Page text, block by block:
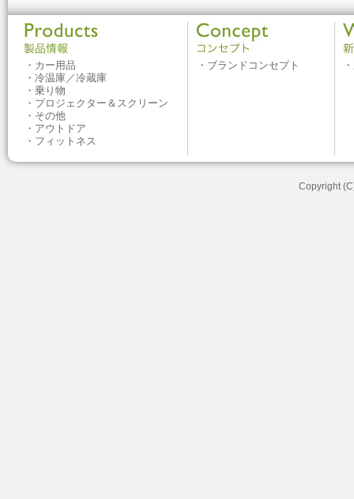
・カー用品
・冷温庫／冷蔵庫
・乗り物
・プロジェクター＆スクリーン
・その他
・アウトドア
・フィットネス
・ブランドコンセプト
Copyright